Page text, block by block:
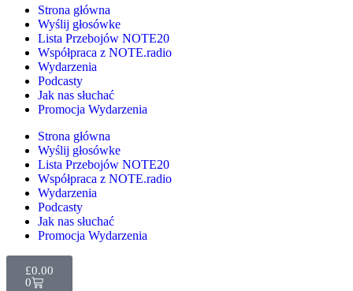
Strona główna
Wyślij głosówke
Lista Przebojów NOTE20
Współpraca z NOTE.radio
Wydarzenia
Podcasty
Jak nas słuchać
Promocja Wydarzenia
Strona główna
Wyślij głosówke
Lista Przebojów NOTE20
Współpraca z NOTE.radio
Wydarzenia
Podcasty
Jak nas słuchać
Promocja Wydarzenia
£0.00
0